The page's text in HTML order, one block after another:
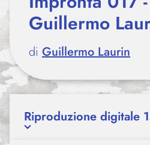
Guillermo
di Guillermo Laurin
Riproduzione digitale